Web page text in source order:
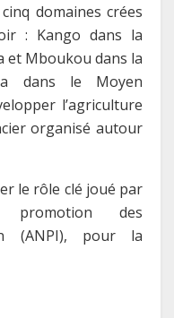
domaines crées
: Kango dans la
et Mboukou dans la
dans le Moyen
l’agriculture
organisé autour
le rôle clé joué par
promotion des
(ANPI), pour la